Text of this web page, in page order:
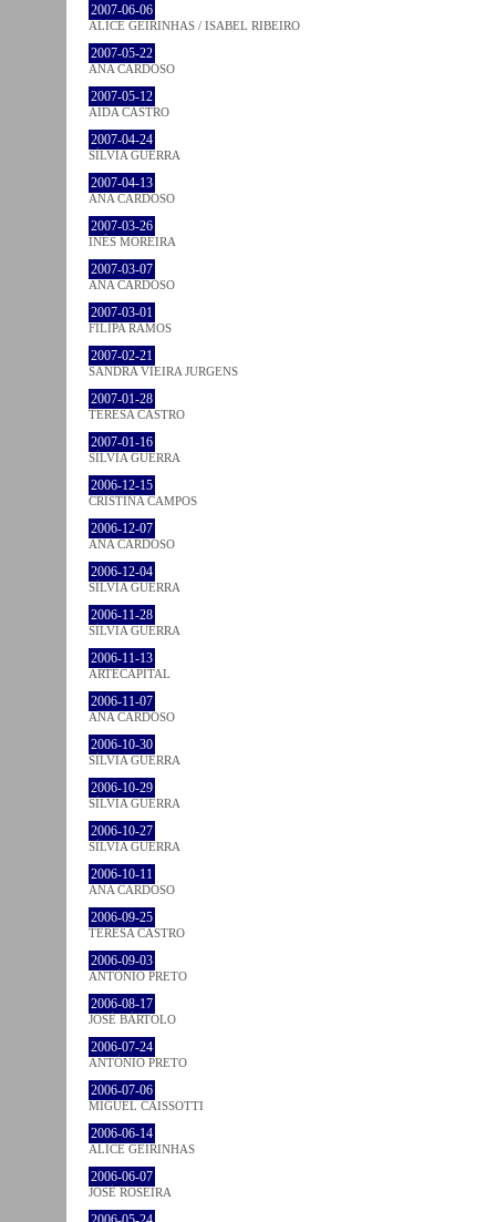
2007-06-06
ALICE GEIRINHAS / ISABEL RIBEIRO
2007-05-22
ANA CARDOSO
2007-05-12
AIDA CASTRO
2007-04-24
SÍLVIA GUERRA
2007-04-13
ANA CARDOSO
2007-03-26
INÊS MOREIRA
2007-03-07
ANA CARDOSO
2007-03-01
FILIPA RAMOS
2007-02-21
SANDRA VIEIRA JURGENS
2007-01-28
TERESA CASTRO
2007-01-16
SÍLVIA GUERRA
2006-12-15
CRISTINA CAMPOS
2006-12-07
ANA CARDOSO
2006-12-04
SÍLVIA GUERRA
2006-11-28
SÍLVIA GUERRA
2006-11-13
ARTECAPITAL
2006-11-07
ANA CARDOSO
2006-10-30
SÍLVIA GUERRA
2006-10-29
SÍLVIA GUERRA
2006-10-27
SÍLVIA GUERRA
2006-10-11
ANA CARDOSO
2006-09-25
TERESA CASTRO
2006-09-03
ANTÓNIO PRETO
2006-08-17
JOSÉ BÁRTOLO
2006-07-24
ANTÓNIO PRETO
2006-07-06
MIGUEL CAISSOTTI
2006-06-14
ALICE GEIRINHAS
2006-06-07
JOSÉ ROSEIRA